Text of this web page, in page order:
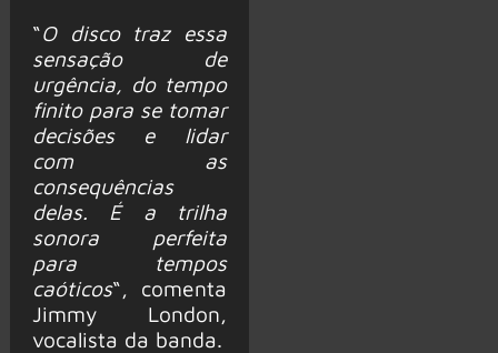
“O disco traz essa
sensação de
urgência, do tempo
finito para se tomar
decisões e lidar
com as
consequências
delas. É a trilha
sonora perfeita
para tempos
caóticos“, comenta
Jimmy London,
vocalista da banda.